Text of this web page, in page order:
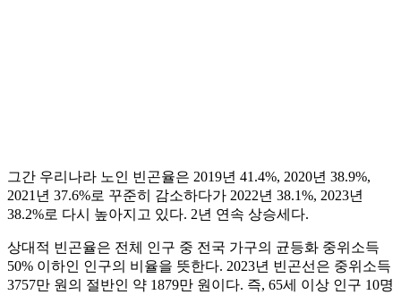
그간 우리나라 노인 빈곤율은 2019년 41.4%, 2020년 38.9%,
2021년 37.6%로 꾸준히 감소하다가 2022년 38.1%, 2023년
38.2%로 다시 높아지고 있다. 2년 연속 상승세다.
상대적 빈곤율은 전체 인구 중 전국 가구의 균등화 중위소득
50% 이하인 인구의 비율을 뜻한다. 2023년 빈곤선은 중위소득
3757만 원의 절반인 약 1879만 원이다. 즉, 65세 이상 인구 10명